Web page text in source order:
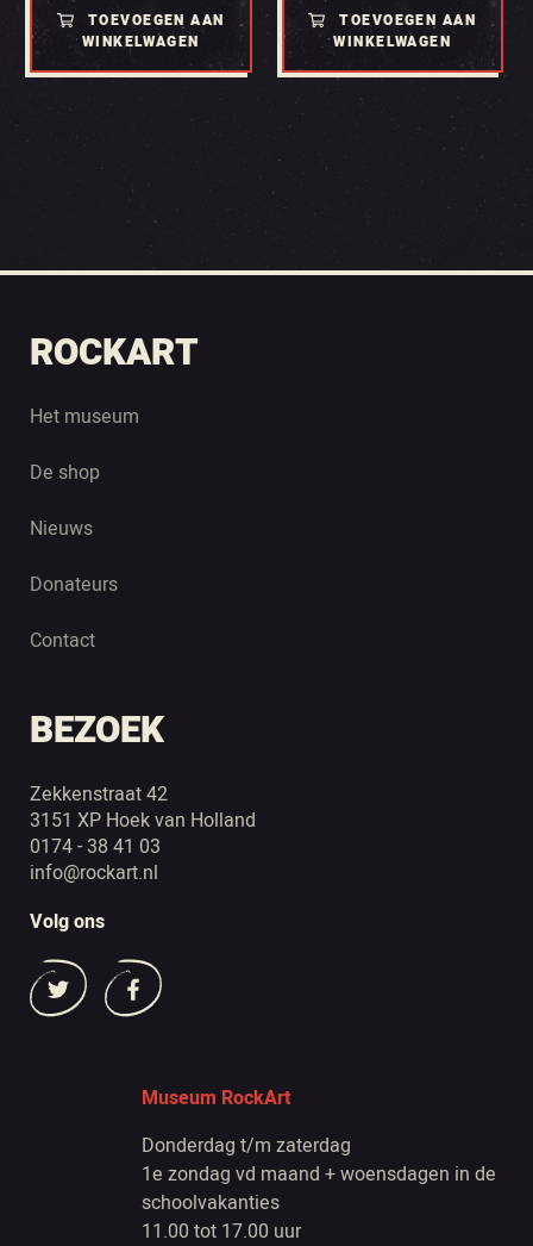
TOEVOEGEN AAN
WINKELWAGEN
TOEVOEGEN AAN
WINKELWAGEN
ROCKART
Het museum
De shop
Nieuws
Donateurs
Contact
BEZOEK
Zekkenstraat 42
3151 XP Hoek van Holland
0174 - 38 41 03
info@rockart.nl
Volg ons
Museum RockArt
Donderdag t/m zaterdag
1e zondag vd maand + woensdagen in de
schoolvakanties
11.00 tot 17.00 uur